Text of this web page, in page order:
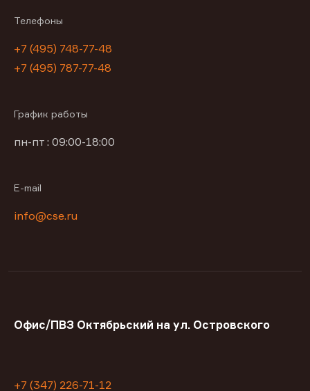
Телефоны
+7 (495) 748-77-48
+7 (495) 787-77-48
График работы
пн-пт : 09:00-18:00
E-mail
info@cse.ru
Офис/ПВЗ Октябрьский на ул. Островского
+7 (347) 226-71-12